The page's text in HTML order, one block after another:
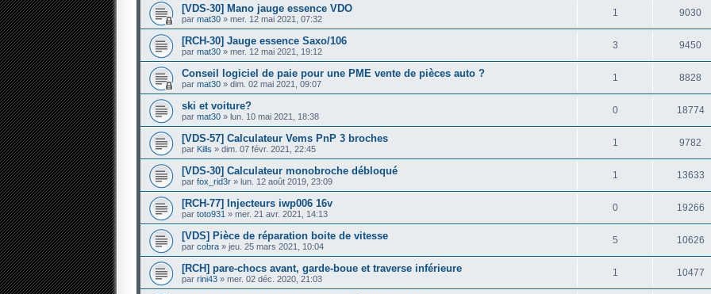
[VDS-30] Mano jauge essence VDO
par mat30 » mer. 12 mai 2021, 07:32
1 9030
[RCH-30] Jauge essence Saxo/106
par mat30 » mer. 12 mai 2021, 19:12
3 9450
Conseil logiciel de paie pour une PME vente de pièces auto ?
par mat30 » dim. 02 mai 2021, 09:07
1 8828
ski et voiture?
par mat30 » lun. 10 mai 2021, 18:38
0 18774
[VDS-57] Calculateur Vems PnP 3 broches
par Kills » dim. 07 févr. 2021, 22:45
1 9782
[VDS-30] Calculateur monobroche débloqué
par fox_rid3r » lun. 12 août 2019, 23:09
1 13633
[RCH-77] Injecteurs iwp006 16v
par toto931 » mer. 21 avr. 2021, 14:13
0 19266
[VDS] Pièce de réparation boite de vitesse
par cobra » jeu. 25 mars 2021, 10:04
5 10626
[RCH] pare-chocs avant, garde-boue et traverse inférieure
par rini43 » mer. 02 déc. 2020, 21:03
1 10477